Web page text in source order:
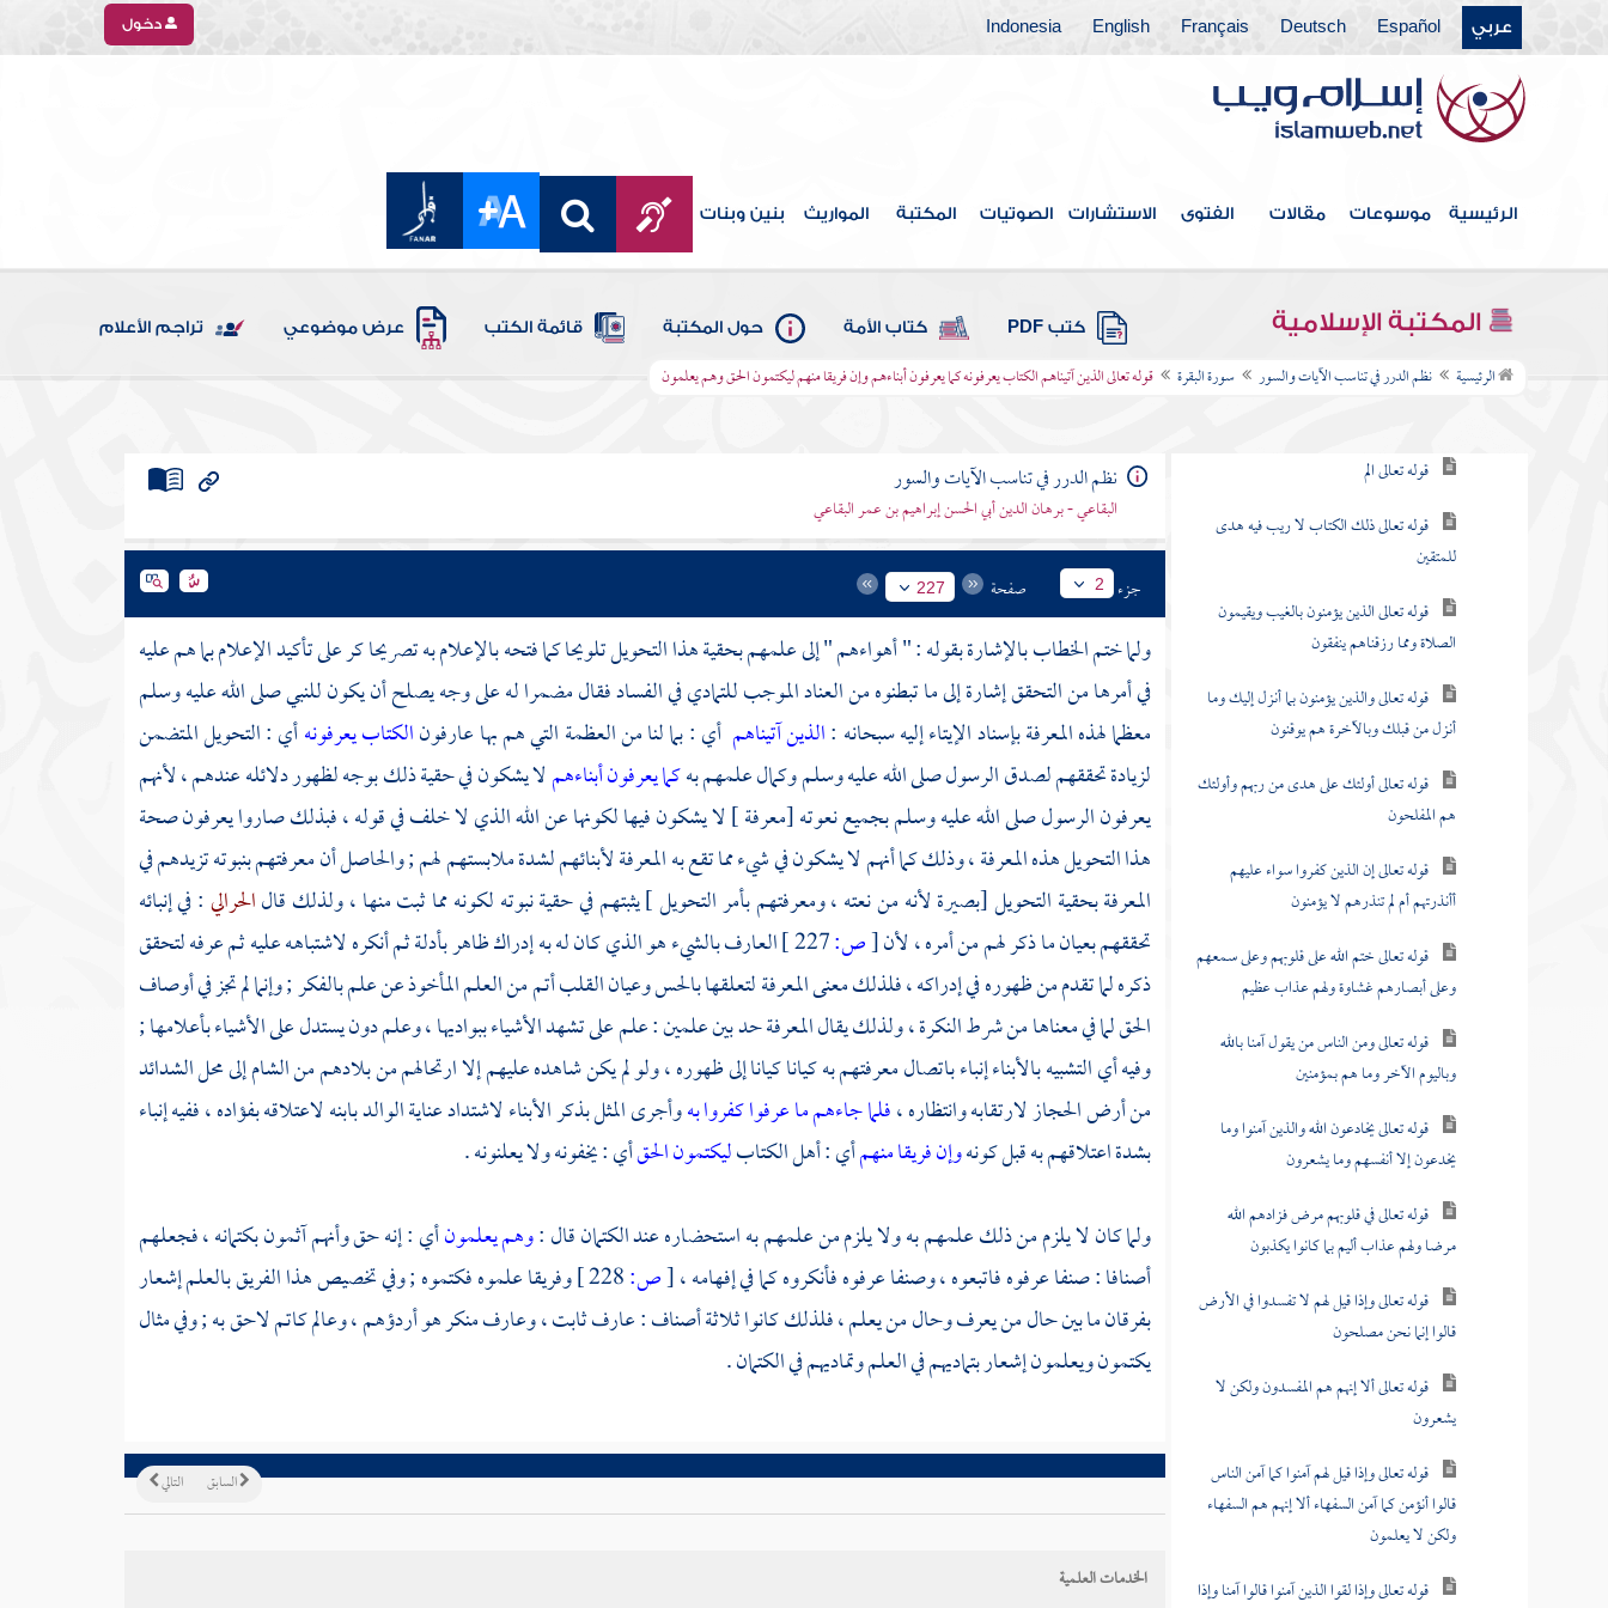
عربي Español
Deutsch
Français
English
Indonesia دخول
الرئيسية موسوعات مقالات الفتوى الاستشارات الصوتيات المكتبة المواريث بنين وبنات
المكتبة الإسلامية كتب PDF كتاب الأمة حول المكتبة قائمة الكتب عرض موضوعي تراجم الأعلام
الرئيسية نظم الدرر في تناسب الآيات والسور سورة البقرة قوله تعالى الذين آتيناهم الكتاب يعرفونه كما يعرفون أبناءهم وإن فريقا منهم ليكتمون الحق وهم يعلمون
سورة الفاتحة
سورة البقرة
قوله تعالى الم
قوله تعالى ذلك الكتاب لا ريب فيه هدى
للمتقين
قوله تعالى الذين يؤمنون بالغيب ويقيمون
الصلاة ومما رزقناهم ينفقون
قوله تعالى والذين يؤمنون بما أنزل إليك وما
أنزل من قبلك وبالآخرة هم يوقنون
قوله تعالى أولئك على هدى من ربهم وأولئك
هم المفلحون
قوله تعالى إن الذين كفروا سواء عليهم
أأنذرتهم أم لم تنذرهم لا يؤمنون
قوله تعالى ختم الله على قلوبهم وعلى سمعهم
وعلى أبصارهم غشاوة ولهم عذاب عظيم
قوله تعالى ومن الناس من يقول آمنا بالله
وباليوم الآخر وما هم بمؤمنين
قوله تعالى يخادعون الله والذين آمنوا وما
يخدعون إلا أنفسهم وما يشعرون
قوله تعالى في قلوبهم مرض فزادهم الله
مرضا ولهم عذاب أليم بما كانوا يكذبون
قوله تعالى وإذا قيل لهم لا تفسدوا في الأرض
قالوا إنما نحن مصلحون
قوله تعالى ألا إنهم هم المفسدون ولكن لا
يشعرون
قوله تعالى وإذا قيل لهم آمنوا كما آمن الناس
قالوا أنؤمن كما آمن السفهاء ألا إنهم هم السفهاء
ولكن لا يعلمون
قوله تعالى وإذا لقوا الذين آمنوا قالوا آمنا وإذا
نظم الدرر في تناسب الآيات والسور
البقاعي - برهان الدين أبي الحسن إبراهيم بن عمر البقاعي
جزء 2 صفحة 227
ولما ختم الخطاب بالإشارة بقوله : " أهواءهم " إلى علمهم بحقية هذا التحويل تلويحا كما فتحه بالإعلام به تصريحا كر على تأكيد الإعلام بما هم عليه
في أمرها من التحقق إشارة إلى ما تبطنوه من العناد الموجب للتمادي في الفساد فقال مضمرا له على وجه يصلح أن يكون للنبي صلى الله عليه وسلم
معظما لهذه المعرفة بإسناد الإيتاء إليه سبحانه :الذين آتيناهم أي : بما لنا من العظمة التي هم بها عارفونالكتاب يعرفونهأي : التحويل المتضمن
لزيادة تحققهم لصدق الرسول صلى الله عليه وسلم وكمال علمهم بهكما يعرفون أبناءهملا يشكون في حقية ذلك بوجه لظهور دلائله عندهم ، لأنهم
يعرفون الرسول صلى الله عليه وسلم بجميع نعوته [معرفة ] لا يشكون فيها لكونها عن الله الذي لا خلف في قوله ، فبذلك صاروا يعرفون صحة
هذا التحويل هذه المعرفة ، وذلك كما أنهم لا يشكون في شيء مما تقع به المعرفة لأبنائهم لشدة ملابستهم لهم ; والحاصل أن معرفتهم بنبوته تزيدهم في
المعرفة بحقية التحويل [بصيرة لأنه من نعته ، ومعرفتهم بأمر التحويل ] يثبتهم في حقية نبوته لكونه مما ثبت منها ، ولذلك قالالحرالي: في إنبائه
تحققهم بعيان ما ذكر لهم من أمره ، لأن[ص:
العارف بالشيء هو الذي كان له به إدراك ظاهر بأدلة ثم أنكره لاشتباهه عليه ثم عرفه لتحقق
ذكره لما تقدم من ظهوره في إدراكه ، فلذلك معنى المعرفة لتعلقها بالحس وعيان القلب أتم من العلم المأخوذ عن علم بالفكر ; وإنما لم تجز في أوصاف
الحق لما في معناها من شرط النكرة ، ولذلك يقال المعرفة حد بين علمين : علم على تشهد الأشياء ببواديها ، وعلم دون يستدل على الأشياء بأعلامها ;
وفيه أي التشبيه بالأبناء إنباء باتصال معرفتهم به كيانا كيانا إلى ظهوره ، ولو لم يكن شاهده عليهم إلا ارتحالهم من بلادهم منالشامإلى محل الشدائد
من أرض الحجاز لارتقابه وانتظاره ،فلما جاءهم ما عرفوا كفروا بهوأجرى المثل بذكر الأبناء لاشتداد عناية الوالد بابنه لاعتلاقه بفؤاده ، ففيه إنباء
بشدة اعتلاقهم به قبل كونهوإن فريقا منهمأي : أهل الكتابليكتمون الحقأي : يخفونه ولا يعلنونه .
ولما كان لا يلزم من ذلك علمهم به ولا يلزم من علمهم به استحضاره عند الكتمان قال :وهم يعلمونأي : إنه حق وأنهم آثمون بكتمانه ، فجعلهم
أصنافا : صنفا عرفوه فاتبعوه ، وصنفا عرفوه فأنكروه كما في إفهامه ،[ص:
وفريقا علموه فكتموه ; وفي تخصيص هذا الفريق بالعلم إشعار
بفرقان ما بين حال من يعرف وحال من يعلم ، فلذلك كانوا ثلاثة أصناف : عارف ثابت ، وعارف منكر هو أردؤهم ، وعالم كاتم لاحق به ; وفي مثال
يكتمون ويعلمون إشعار بتماديهم في العلم وتماديهم في الكتمان .
التالي السابق
الخدمات العلمية